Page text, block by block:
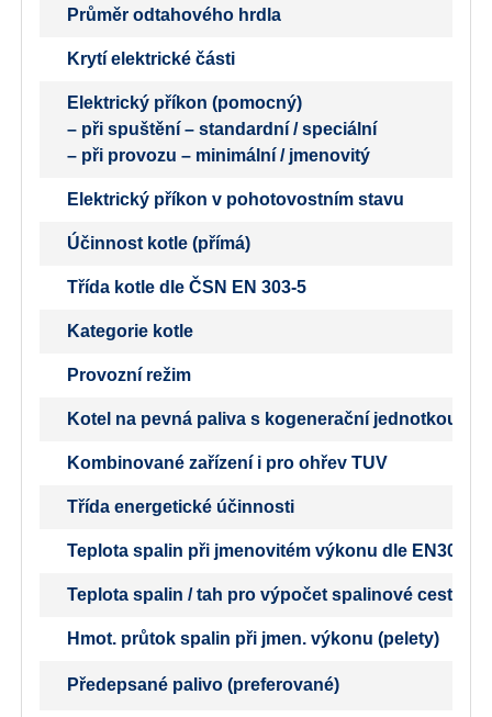
Průměr odtahového hrdla
Krytí elektrické části
Elektrický příkon (pomocný)
– při spuštění – standardní / speciální
– při provozu – minimální / jmenovitý
Elektrický příkon v pohotovostním stavu
Účinnost kotle (přímá)
Třída kotle dle ČSN EN 303-5
Kategorie kotle
Provozní režim
Kotel na pevná paliva s kogenerační jednotkou
Kombinované zařízení i pro ohřev TUV
Třída energetické účinnosti
Teplota spalin při jmenovitém výkonu dle EN303-5
Teplota spalin / tah pro výpočet spalinové cesty
Hmot. průtok spalin při jmen. výkonu (pelety)
Předepsané palivo (preferované)